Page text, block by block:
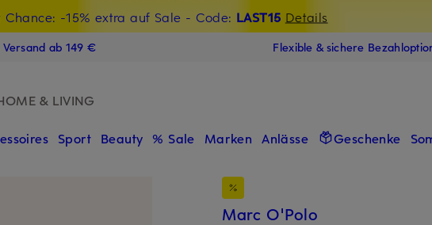
Chance: -15% extra auf Sale - Code: LAST15 Details
Willkommensgutschein mit Beyond sichern
ab 149 € Flexible & sichere
& LIVING
Sport Beauty % Sale Marken Anlässe Geschenke
Marc O'Polo